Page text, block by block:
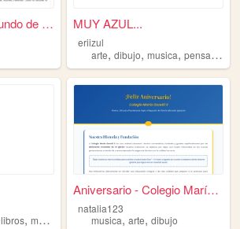
⚡ El Fascinante Mundo de la ... MUY AZUL...
eriizul
arte,dibujo,musica,pensamientos
libros, musica
Aniversario - Colegio María ...
natalia123
musica,arte,dibujo